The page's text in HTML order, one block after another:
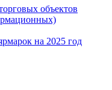
объектов
на 2025 год